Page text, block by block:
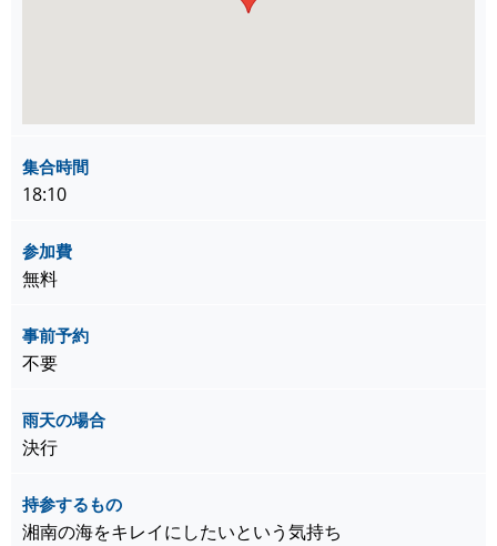
集合時間
18:10
参加費
無料
事前予約
不要
雨天の場合
決行
持参するもの
湘南の海をキレイにしたいという気持ち